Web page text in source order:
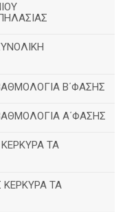
Β΄ΦΑΣΗΣ
Α΄ΦΑΣΗΣ
ΤΑ
ΤΑ